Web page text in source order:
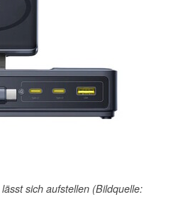
sich aufstellen (Bildquelle: